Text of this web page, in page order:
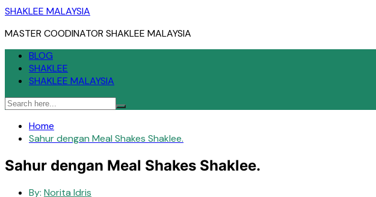
Skip
content
SHAKLEE MALAYSIA
MASTER COODINATOR SHAKLEE MALAYSIA
BLOG
SHAKLEE
SHAKLEE MALAYSIA
Home
Sahur dengan Meal Shakes Shaklee.
Sahur dengan Meal Shakes Shaklee.
By: Norita Idris